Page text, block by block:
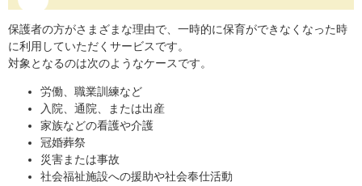
保護者の方がさまざまな理由で、一時的に保育ができなくなった時
に利用していただくサービスです。
対象となるのは次のようなケースです。
労働、職業訓練など
入院、通院、または出産
家族などの看護や介護
冠婚葬祭
災害または事故
社会福祉施設への援助や社会奉仕活動